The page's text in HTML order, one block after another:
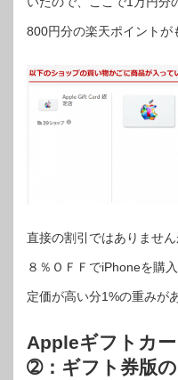
800円分の楽天ポイントが
直接の割引ではありませ
８％ＯＦＦでiPhoneを購
定価が高い分1%の重みが
Appleギフトカ
➁：ギフト券版